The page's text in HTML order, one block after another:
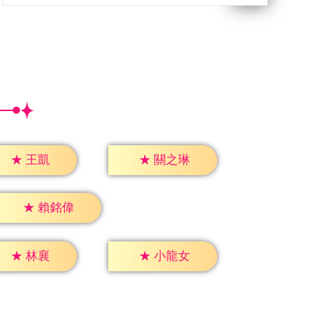
★ 王凱 ★ 關之琳
★ 賴銘偉
★ 林襄 ★ 小龍女